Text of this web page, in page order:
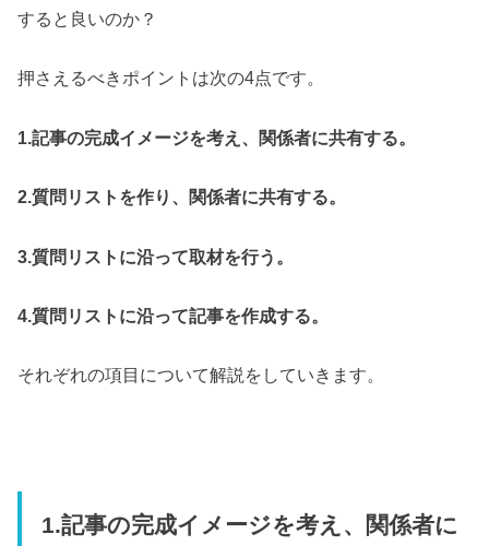
すると良いのか？
押さえるべきポイントは次の4点です。
1.記事の完成イメージを考え、関係者に共有する。
2.質問リストを作り、関係者に共有する。
3.質問リストに沿って取材を行う。
4.質問リストに沿って記事を作成する。
それぞれの項目について解説をしていきます。
1.記事の完成イメージを考え、関係者に